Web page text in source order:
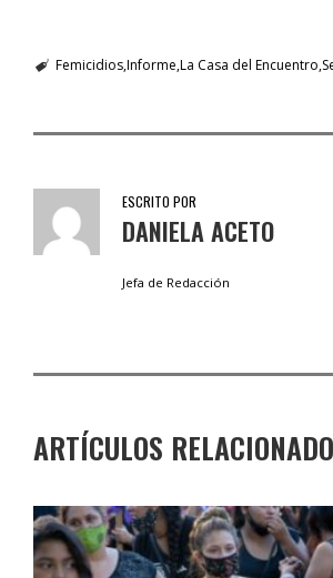
FemicidiosInforme La Casa del Encuentro
ESCRITO POR
DANIELA ACETO
Jefa de Redacción
ARTÍCULOS